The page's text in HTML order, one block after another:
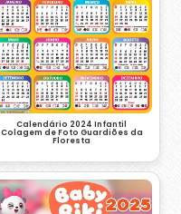
Calendário 2024 Infantil
Colagem de Foto Guardiões da
Floresta